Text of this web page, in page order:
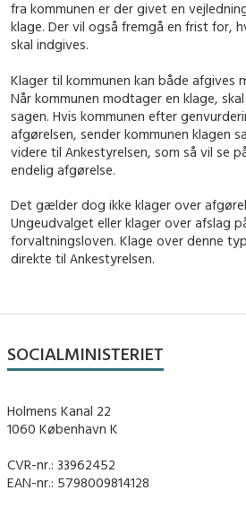
fra kommunen er der givet en
klage. Der vil også fremgå en frist for,
skal indgives.
Klager til kommunen kan både afgives
Når kommunen modtager en klage,
sagen. Hvis kommunen efter
afgørelsen, sender kommunen klagen
videre til Ankestyrelsen, som så vil se
endelig afgørelse.
Det gælder dog ikke klager over
Ungeudvalget eller klager over afslag
forvaltningsloven. Klage over denne
direkte til Ankestyrelsen.
SOCIALMINISTERIET
Holmens Kanal 22
1060 København K
CVR-nr.: 33962452
EAN-nr.: 5798009814128